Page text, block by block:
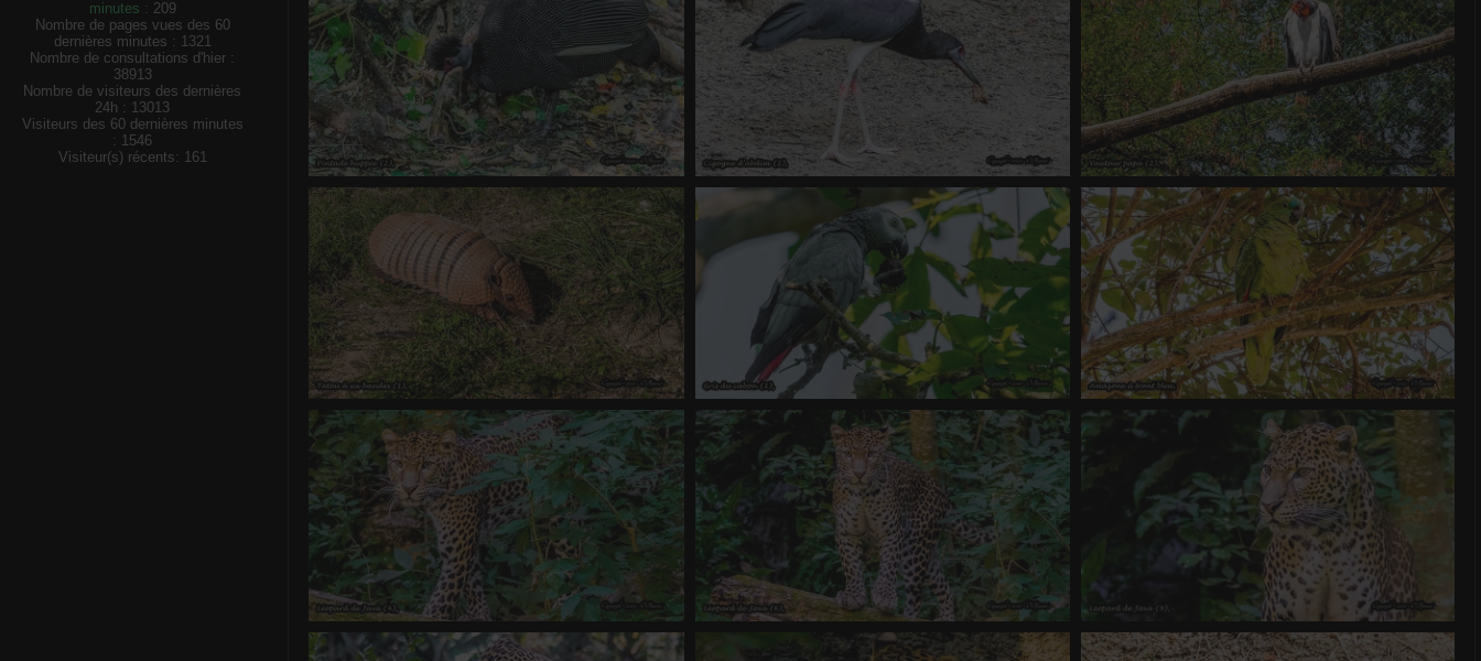
minutes : 209
Nombre de pages vues des 60
dernières minutes : 1321
Nombre de consultations d'hier :
38913
Nombre de visiteurs des dernières
24h : 13013
Visiteurs des 60 dernières minutes
: 1546
Visiteur(s) récents: 161
Pintade huppée (2)
vue 1579 fois
Cigogne d'abdim (2)
0 commentaire-vue 1245 fois
Vautour papa (2)
0 commentaire
vue 1063 fois
Tatou à six bandes (1)
0 commentaire
vue 1047 fois - Score 4.18
Gris du cabon (1)
0 commentaire-vue 1426 fois - Score 4.42
Amazone à front bleu
1 commentaire
vue 1974 fois-Score 4.12
Léopard de Java (4)
1 commentaire-vue 2394 fois Score 4.61
Léopard de Java (6)
vue 2122 fois Score 4.72
Léopard de Java (9)
0 commentaire-vue 2535 fois Score 4.72